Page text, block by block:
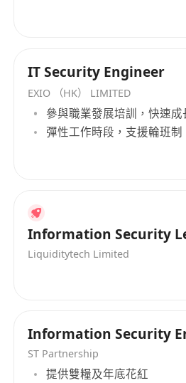
IT Security Engineer
EXIO （HK） LIMITED
參與職業發展培訓，快速成
彈性工作時段，支援輪班制
Information Security
Liquiditytech Limited
Information Security
ST Partnership
提供雙糧及年底花紅